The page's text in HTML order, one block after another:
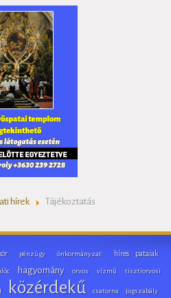
hírek Tájékoztatás
pénzügy önkormányzat híres pataiak
hagyomány orvos vízmű tisztiorvosi
közérdekű csatorna jogszabály